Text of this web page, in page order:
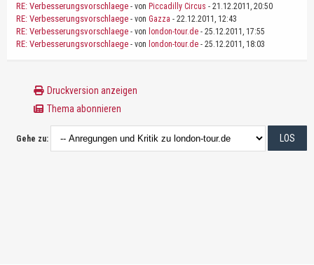
RE: Verbesserungsvorschlaege - von Piccadilly Circus - 21.12.2011, 20:50
RE: Verbesserungsvorschlaege - von Gazza - 22.12.2011, 12:43
RE: Verbesserungsvorschlaege - von london-tour.de - 25.12.2011, 17:55
RE: Verbesserungsvorschlaege - von london-tour.de - 25.12.2011, 18:03
Druckversion anzeigen
Thema abonnieren
Gehe zu: